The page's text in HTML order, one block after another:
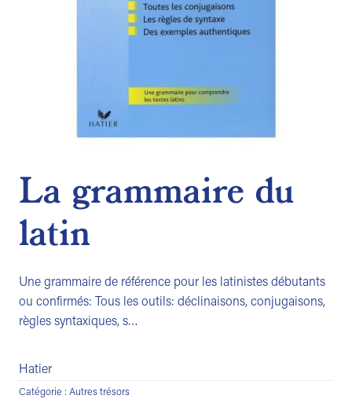
La grammaire du
latin
Une grammaire de référence pour les latinistes débutants
ou confirmés: Tous les outils: déclinaisons, conjugaisons,
règles syntaxiques, s…
Hatier
Catégorie : Autres trésors